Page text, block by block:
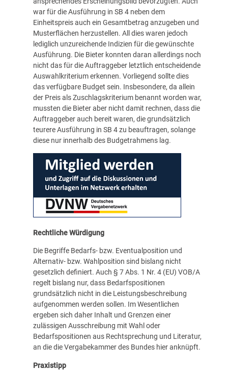
war für die Ausführung in SB 4 neben dem
Einheitspreis auch ein Gesamtbetrag anzugeben und
Musterflächen herzustellen. All dies waren jedoch
lediglich unzureichende Indizien für die gewünschte
Ausführung. Die Bieter konnten daran allerdings noch
nicht das für die Auftraggeber letztlich entscheidende
Auswahlkriterium erkennen. Vorliegend sollte dies
das verfügbare Budget sein. Insbesondere, da allein
der Preis als Zuschlagskriterium benannt worden war,
mussten die Bieter aber nicht damit rechnen, dass die
Auftraggeber auch bereit waren, die grundsätzlich
teurere Ausführung in SB 4 zu beauftragen, solange
diese nur innerhalb des Budgetrahmens lag.
Rechtliche Würdigung
Die Begriffe Bedarfs- bzw. Eventualposition und
Alternativ- bzw. Wahlposition sind bislang nicht
gesetzlich definiert. Auch § 7 Abs. 1 Nr. 4 (EU) VOB/A
regelt bislang nur, dass Bedarfspositionen
grundsätzlich nicht in die Leistungsbeschreibung
aufgenommen werden sollen. Im Wesentlichen
ergeben sich daher Inhalt und Grenzen einer
zulässigen Ausschreibung mit Wahl oder
Bedarfspositionen aus Rechtsprechung und Literatur,
an die die Vergabekammer des Bundes hier anknüpft.
Praxistipp